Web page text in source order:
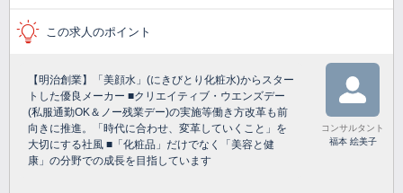
この求人のポイント
【明治創業】「美顔水」(にきびとり化粧水)からスター
トした優良メーカー ■クリエイティブ・ウエンズデー
(私服通勤OK＆ノー残業デー)の実施等働き方改革も前
向きに推進。「時代に合わせ、変革していくこと」を
大切にする社風 ■「化粧品」だけでなく「美容と健
康」の分野での成長を目指しています
コンサルタント
福本 絵美子